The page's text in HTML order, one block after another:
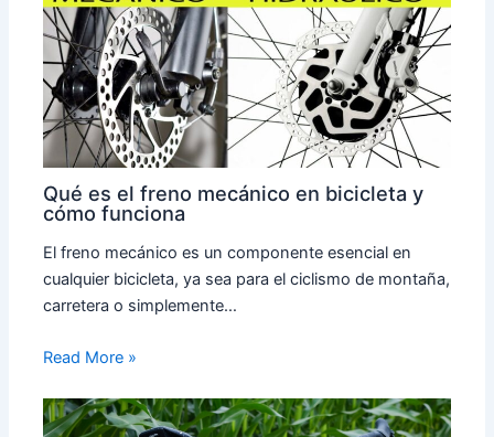
Qué es el freno mecánico en bicicleta y
cómo funciona
El freno mecánico es un componente esencial en
cualquier bicicleta, ya sea para el ciclismo de montaña,
carretera o simplemente…
Read More »